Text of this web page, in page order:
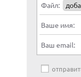
Файл:
Ваше имя:
Ваш email: